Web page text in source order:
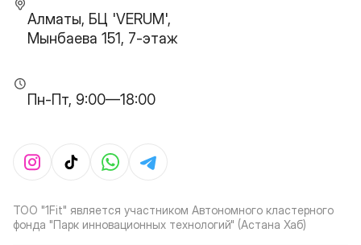
Алматы, БЦ 'VERUM',
Мынбаева 151, 7-этаж
Пн-Пт, 9:00—18:00
ТОО "1Fit" является участником Автономного кластерного
фонда "Парк инновационных технологий" (Астана Хаб)